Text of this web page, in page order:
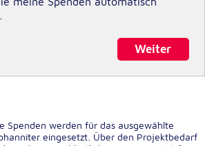
Weiter
Spenden werden für das ausgewählte
eingesetzt. Über den Projektbedarf
Cookie